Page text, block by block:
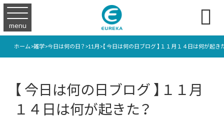
menu 
ホーム>雑学>今日は何の日？>11月>【 今日は何の日ブログ 】１１月１４日は何が起き
【 今日は何の日ブログ 】１１月
１４日は何が起きた？